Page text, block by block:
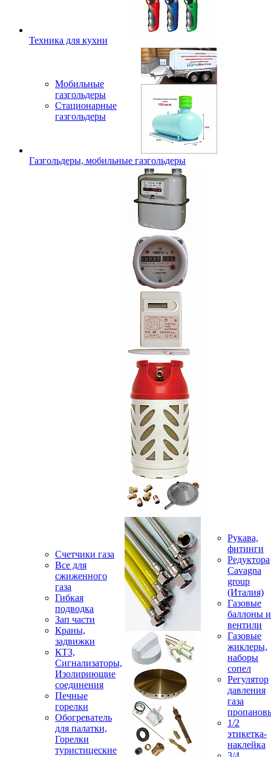
Техника для кухни
Мобильные
газгольдеры
Стационарные
газгольдеры
Газгольдеры, мобильные газгольдеры
Счетчики газа
Все для
сжиженного
газа
Гибкая
подводка
Зап части
Краны,
задвижки
КТЗ,
Сигнализаторы,
Изолириющие
соединения
Печные
горелки
Обогреватель
для палатки,
Горелки
туристицеские
Рукава,
фитинги
Редуктора
Cavagna
group
(Италия)
Газовые
баллоны и
вентили
Газовые
жиклеры,
наборы
сопел
Регулятор
давления
газа
1/2
этикетка-
наклейка